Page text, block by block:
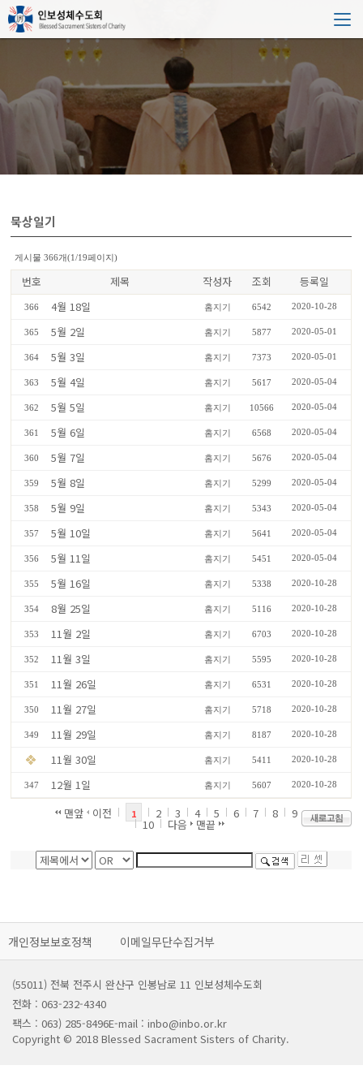
묵상일기
게시물 366개(1/19페이지)
번호 제목 작성자 조회 등록일
366 4월 18일 홈지기 6542 2020-10-28
365 5월 2일 홈지기 5877 2020-05-01
364 5월 3일 홈지기 7373 2020-05-01
363 5월 4일 홈지기 5617 2020-05-04
362 5월 5일 홈지기 10566 2020-05-04
361 5월 6일 홈지기 6568 2020-05-04
360 5월 7일 홈지기 5676 2020-05-04
359 5월 8일 홈지기 5299 2020-05-04
358 5월 9일 홈지기 5343 2020-05-04
357 5월 10일 홈지기 5641 2020-05-04
356 5월 11일 홈지기 5451 2020-05-04
355 5월 16일 홈지기 5338 2020-10-28
354 8월 25일 홈지기 5116 2020-10-28
353 11월 2일 홈지기 6703 2020-10-28
352 11월 3일 홈지기 5595 2020-10-28
351 11월 26일 홈지기 6531 2020-10-28
350 11월 27일 홈지기 5718 2020-10-28
349 11월 29일 홈지기 8187 2020-10-28
11월 30일 홈지기 5411 2020-10-28
347 12월 1일 홈지기 5607 2020-10-28
맨앞 이전 1 2 3 4 5 6 7 8 9
10 다음 맨끝
개인정보보호정책 이메일무단수집거부
(55011) 전북 전주시 완산구 인봉남로 11 인보성체수도회
전화 : 063-232-4340
팩스 : 063) 285-8496E-mail : inbo@inbo.or.kr
Copyright © 2018 Blessed Sacrament Sisters of Charity.